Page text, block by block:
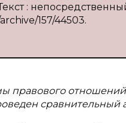
:
157/44503.
правового